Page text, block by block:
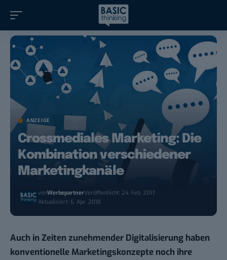
ANZEIGE
Crossmediales Marketing: Die
Kombination verschiedener
Marketingkanäle
vonWerbepartnerVeröffentlicht: 24. Feb. 2017
Aktualisiert: 6. Apr. 2018
Auch in Zeiten zunehmender Digitalisierung haben
konventionelle Marketingskonzepte noch ihre